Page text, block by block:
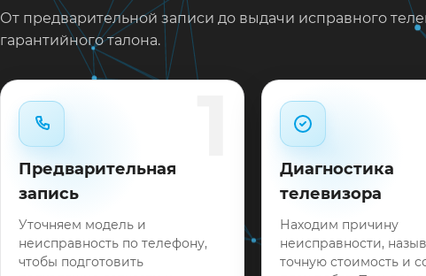
От предварительной записи до выдачи исправного
гарантийного талона.
Предварительная
запись
Уточняем модель и
неисправность по телефону,
чтобы подготовить
Диагностика
телевизора
Находим причину
неисправности,
точную стоимость и